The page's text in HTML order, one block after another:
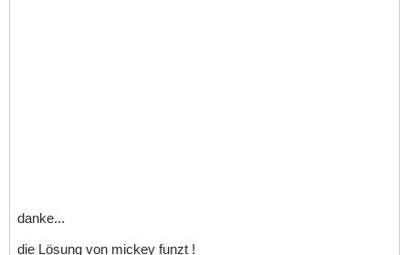
danke...
die Lösung von mickey funzt !